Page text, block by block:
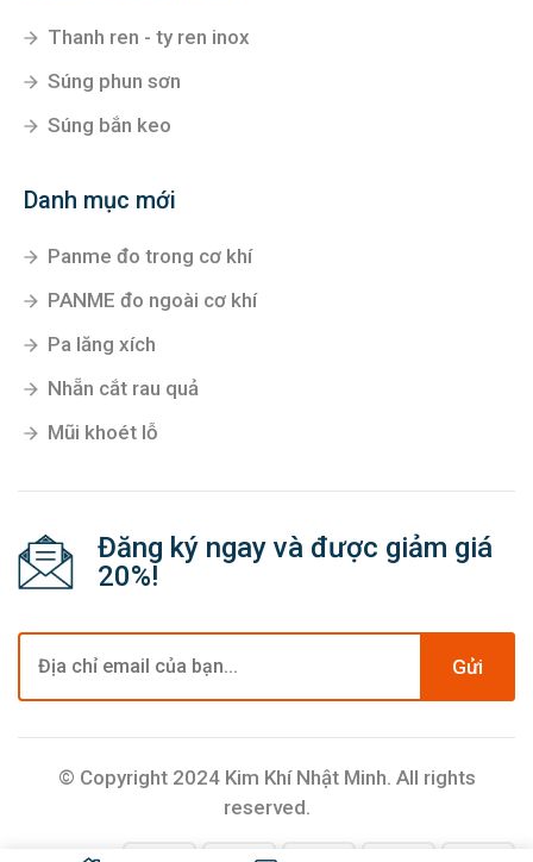
Thanh ren - ty ren inox
Súng phun sơn
Súng bắn keo
Danh mục mới
Panme đo trong cơ khí
PANME đo ngoài cơ khí
Pa lăng xích
Nhẵn cắt rau quả
Mũi khoét lỗ
Đăng ký ngay và được giảm giá
20%!
Gửi
© Copyright 2024 Kim Khí Nhật Minh. All rights
reserved.